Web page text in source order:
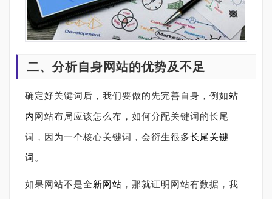
二、分析自身网站的优势及不足
确定好关键词后，我们要做的先完善自身，例如站
内网站布局应该怎么布，如何分配关键词的长尾
词，因为一个核心关键词，会衍生很多长尾关键
词 。
如果网站不是全新网站 ，那就证明网站有数据，我